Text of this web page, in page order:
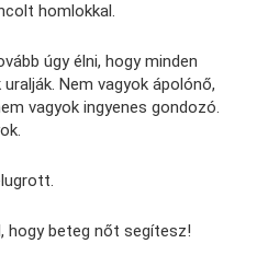
homlokkal.
úgy élni, hogy minden
Nem vagyok ápolónő,
vagyok ingyenes gondozó.
hogy beteg nőt segítesz!